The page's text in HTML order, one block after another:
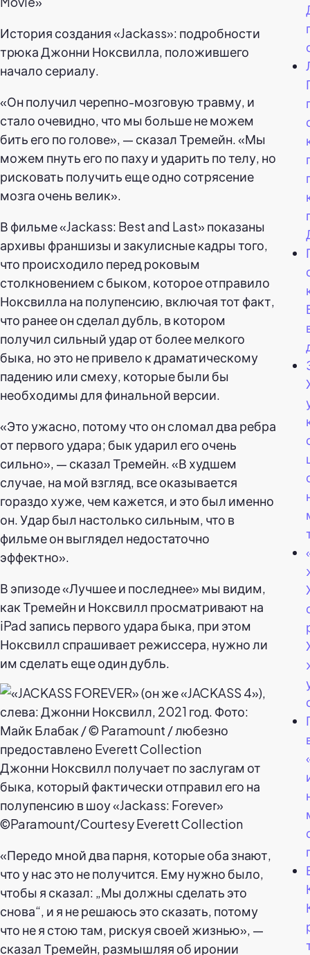
История создания «Jackass»: подробности
трюка Джонни Ноксвилла, положившего
начало сериалу.
«Он получил черепно-мозговую травму, и
стало очевидно, что мы больше не можем
бить его по голове», — сказал Тремейн. «Мы
можем пнуть его по паху и ударить по телу, но
рисковать получить еще одно сотрясение
мозга очень велик».
В фильме «Jackass: Best and Last» показаны
архивы франшизы и закулисные кадры того,
что происходило перед роковым
столкновением с быком, которое отправило
Ноксвилла на полупенсию, включая тот факт,
что ранее он сделал дубль, в котором
получил сильный удар от более мелкого
быка, но это не привело к драматическому
падению или смеху, которые были бы
необходимы для финальной версии.
«Это ужасно, потому что он сломал два ребра
от первого удара; бык ударил его очень
сильно», — сказал Тремейн. «В худшем
случае, на мой взгляд, все оказывается
гораздо хуже, чем кажется, и это был именно
он. Удар был настолько сильным, что в
фильме он выглядел недостаточно
эффектно».
В эпизоде «Лучшее и последнее» мы видим,
как Тремейн и Ноксвилл просматривают на
iPad запись первого удара быка, при этом
Ноксвилл спрашивает режиссера, нужно ли
им сделать еще один дубль.
Джонни Ноксвилл получает по заслугам от
быка, который фактически отправил его на
полупенсию в шоу «Jackass: Forever»
©Paramount/Courtesy Everett Collection
«Передо мной два парня, которые оба знают,
что у нас это не получится. Ему нужно было,
чтобы я сказал: „Мы должны сделать это
снова“, и я не решаюсь это сказать, потому
что не я стою там, рискуя своей жизнью», —
сказал Тремейн, размышляя об иронии